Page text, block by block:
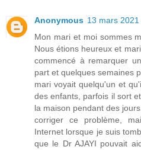
Anonymous 13 mars
Mon mari et moi sommes
Nous étions heureux et
commencé à remarquer
part et quelques semaines
mari voyait quelqu'un et
des enfants, parfois il sort
la maison pendant des
corriger ce problème,
Internet lorsque je suis
que le Dr AJAYI pouvait